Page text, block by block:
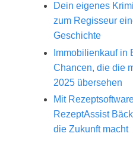
Dein eigenes
zum Regisseur
Geschichte
Immobilienkauf in
Chancen, die die
2025 übersehen
Mit
RezeptAssist
die Zukunft macht